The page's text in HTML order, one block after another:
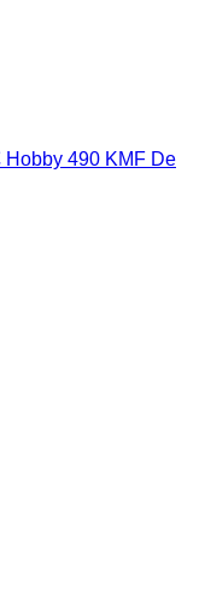
Hobby 490 KMF De